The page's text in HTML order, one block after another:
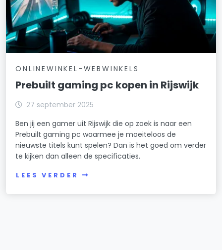
ONLINEWINKEL-WEBWINKELS
Prebuilt gaming pc kopen in Rijswijk
27 september 2025
Ben jij een gamer uit Rijswijk die op zoek is naar een
Prebuilt gaming pc waarmee je moeiteloos de
nieuwste titels kunt spelen? Dan is het goed om verder
te kijken dan alleen de specificaties.
LEES VERDER